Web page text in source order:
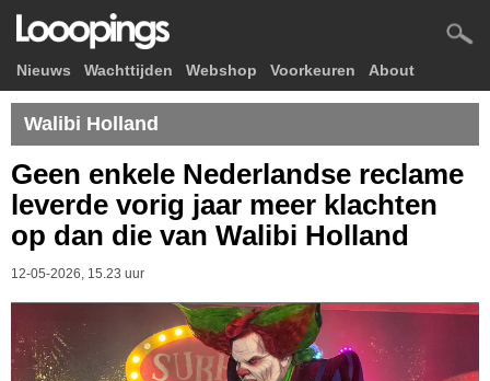
Nieuws Wachttijden Webshop Voorkeuren About
Walibi Holland
Geen enkele Nederlandse reclame
leverde vorig jaar meer klachten
op dan die van Walibi Holland
12-05-2026, 15.23 uur